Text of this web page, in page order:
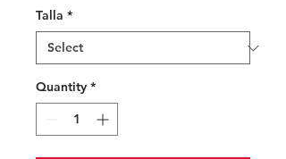
Talla *
Quantity *